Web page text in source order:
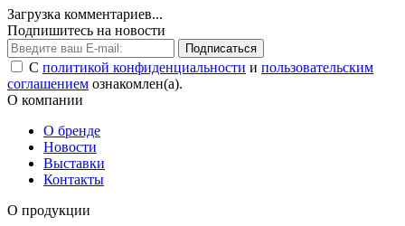
Загрузка комментариев...
Подпишитесь на новости
Подписаться
С политикой конфиденциальности и пользовательским
соглашением ознакомлен(а).
О компании
О бренде
Новости
Выставки
Контакты
О продукции